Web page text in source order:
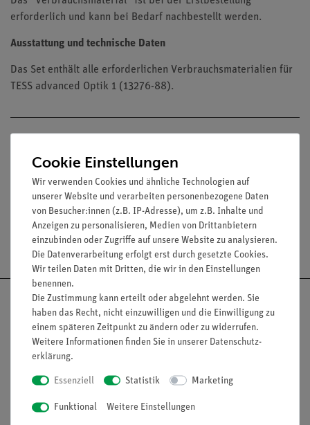
erforderlich und kann bei Bedarf nachbestellt werden.
Ausstattung und technische Daten
Das Set enthält alle erforderlichen Verbrauchsmaterialien für
TESS advanced Optik 1 (13276-88).
Lieferumfang
Media / Downloads
Versandkostenfrei ab 300,- €
Nach oben
Informationen
Cookie Einstellungen
Wir verwenden Cookies und ähnliche Technologien auf
unserer Website und verarbeiten personenbezogene Daten
von Besucher:innen (z.B. IP-Adresse), um z.B. Inhalte und
Anzeigen zu personalisieren, Medien von Drittanbietern
einzubinden oder Zugriffe auf unsere Website zu analysieren.
Die Datenverarbeitung erfolgt erst durch gesetzte Cookies.
Wir teilen Daten mit Dritten, die wir in den Einstellungen
benennen.
Die Zustimmung kann erteilt oder abgelehnt werden. Sie
haben das Recht, nicht einzuwilligen und die Einwilligung zu
einem späteren Zeitpunkt zu ändern oder zu widerrufen.
Weitere Informationen finden Sie in unserer Daten­schutz­
erklärung.
Essenziell Statistik Marketing
Funktional Weitere Einstellungen